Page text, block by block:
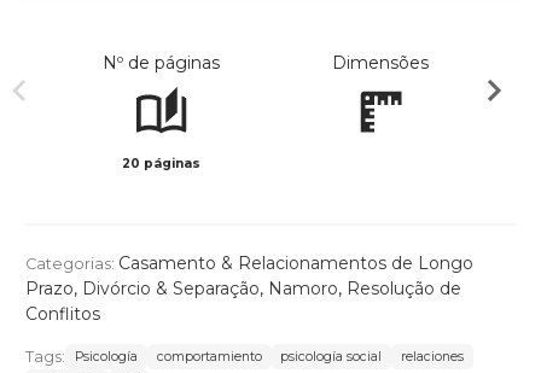
Nº de páginas
20 páginas
Dimensões
Categorias: Casamento & Relacionamentos de Longo
Prazo, Divórcio & Separação, Namoro, Resolução de
Conflitos
Tags: Psicología comportamiento psicología social
relaciones